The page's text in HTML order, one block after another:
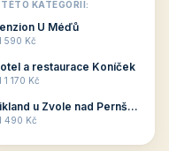
dostupné
v ČR. Budete
KATEGORII:
U Méďů
590 Kč
a restaurace Koníček
1 170 Kč
Šikland u Zvole nad Pernštejnem
490 Kč
🧓